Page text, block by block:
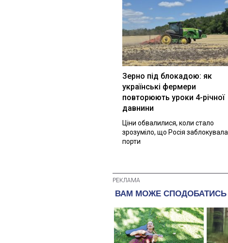
Зерно під блокадою: як
українські фермери
повторюють уроки 4-річної
давнини
Ціни обвалилися, коли стало
зрозуміло, що Росія заблокувала
порти